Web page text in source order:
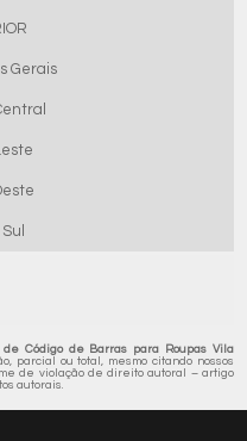
Gerais
de Código de Barras para Roupas Vila
parcial ou total, mesmo citando nossos
de violação de direito autoral – artigo
autorais